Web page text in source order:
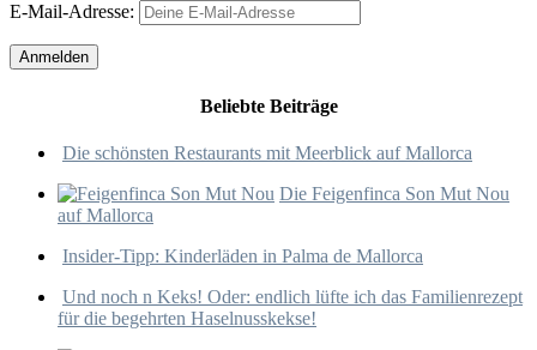
E-Mail-Adresse:
Beliebte Beiträge
Die schönsten Restaurants mit Meerblick auf Mallorca
Die Feigenfinca Son Mut Nou
auf Mallorca
Insider-Tipp: Kinderläden in Palma de Mallorca
Und noch n Keks! Oder: endlich lüfte ich das Familienrezept
für die begehrten Haselnusskekse!